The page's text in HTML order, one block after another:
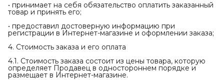
• принимает на себя обязательство оплатить заказанный
товар и принять его;
• предоставил достоверную информацию при
регистрации в Интернет-магазине и оформлении заказа;
4. Стоимость заказа и его оплата
4.1. Стоимость заказа состоит из цены товара, которую
определяет Продавец в одностороннем порядке и
размещает в Интернет-магазине.